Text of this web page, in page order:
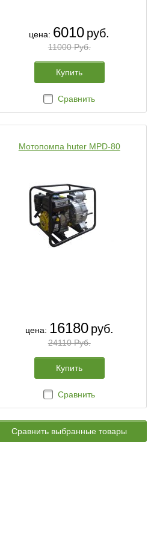
цена: 6010 руб.
11000 Руб.
Купить
Сравнить
Мотопомпа huter MPD-80
цена: 16180 руб.
24110 Руб.
Купить
Сравнить
Сравнить выбранные товары